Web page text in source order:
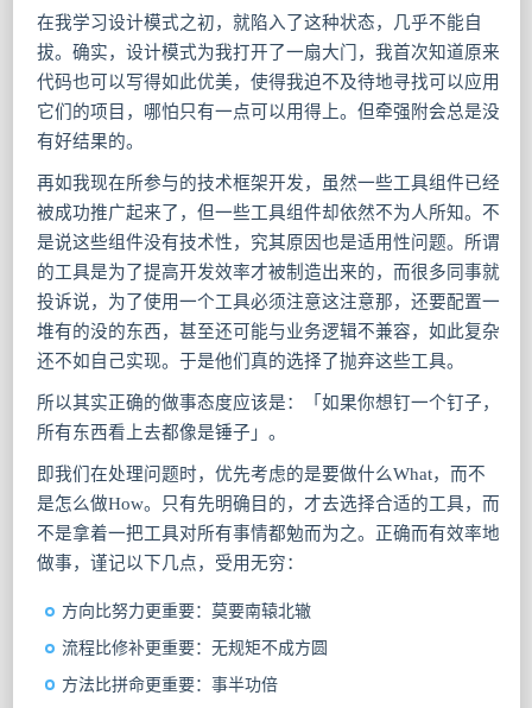
在我学习设计模式之初，就陷入了这种状态，几乎不能自
拔。确实，设计模式为我打开了一扇大门，我首次知道原来
代码也可以写得如此优美，使得我迫不及待地寻找可以应用
它们的项目，哪怕只有一点可以用得上。但牵强附会总是没
有好结果的。
再如我现在所参与的技术框架开发，虽然一些工具组件已经
被成功推广起来了，但一些工具组件却依然不为人所知。不
是说这些组件没有技术性，究其原因也是适用性问题。所谓
的工具是为了提高开发效率才被制造出来的，而很多同事就
投诉说，为了使用一个工具必须注意这注意那，还要配置一
堆有的没的东西，甚至还可能与业务逻辑不兼容，如此复杂
还不如自己实现。于是他们真的选择了抛弃这些工具。
所以其实正确的做事态度应该是：「如果你想钉一个钉子，
所有东西看上去都像是锤子」。
即我们在处理问题时，优先考虑的是要做什么What，而不
是怎么做How。只有先明确目的，才去选择合适的工具，而
不是拿着一把工具对所有事情都勉而为之。正确而有效率地
做事，谨记以下几点，受用无穷：
方向比努力更重要：莫要南辕北辙
流程比修补更重要：无规矩不成方圆
方法比拼命更重要：事半功倍